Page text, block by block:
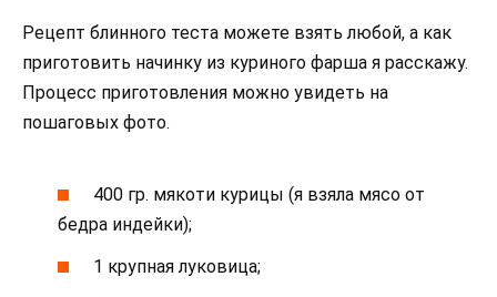
Рецепт блинного теста можете взять любой, а как
приготовить начинку из куриного фарша я расскажу.
Процесс приготовления можно увидеть на
пошаговых фото.
400 гр. мякоти курицы (я взяла мясо от
бедра индейки);
1 крупная луковица;